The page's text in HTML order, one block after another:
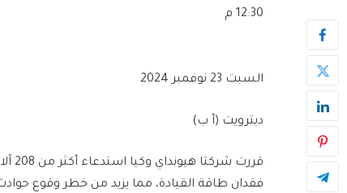
12:30 م
السبت 23 نوفمبر 2024
ديترويت (أ ب)
فقدان طاقة القيادة، مما يزيد من خطر وقوع